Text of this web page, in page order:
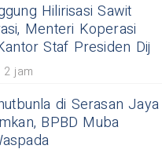
Hilirisasi Sawit
Menteri Koperasi
Staf Presiden Dij
2 jam
di Serasan Jaya
BPBD Muba